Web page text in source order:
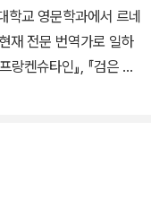
학교 영문학과에서 르네
재 전문 번역가로 일하
타인』, 『검은 미